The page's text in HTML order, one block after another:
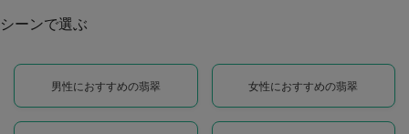
シーンで選ぶ
男性におすすめの翡翠 女性におすすめの翡翠